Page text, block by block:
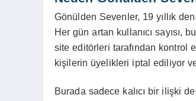
Gönülden Sevenler, 19 yıllık
Her gün artan kullanıcı sayısı,
site editörleri tarafından kontrol
kişilerin üyelikleri iptal ediliyor
Burada sadece kalıcı bir ilişki